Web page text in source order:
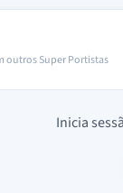
outros Super Portistas
Inicia